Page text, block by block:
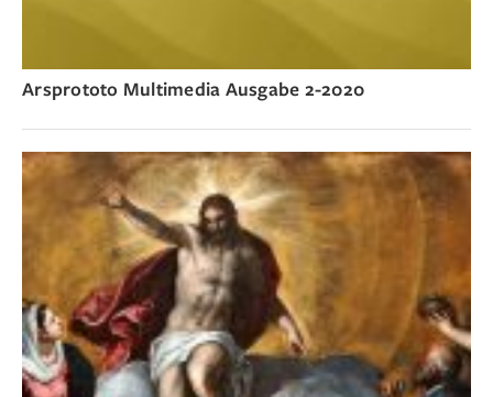
Arsprototo Multimedia Ausgabe 2-2020